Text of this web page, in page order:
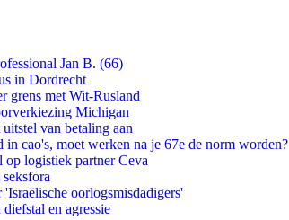
Jan B. (66)
in Dordrecht
grens met Wit-Rusland
Michigan
van betaling aan
cao's, moet werken na je 67e de norm worden?
logistiek partner Ceva
oorlogsmisdadigers'
en agressie